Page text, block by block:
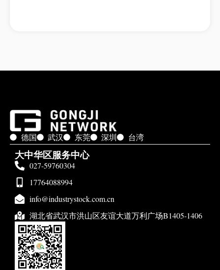
德国 武汉 东莞 深圳 台湾
大中华区服务中心
027-59760304
17764088994
info@industrystock.com.cn
湖北省武汉市洪山区友谊大道万利广场B1405-1406